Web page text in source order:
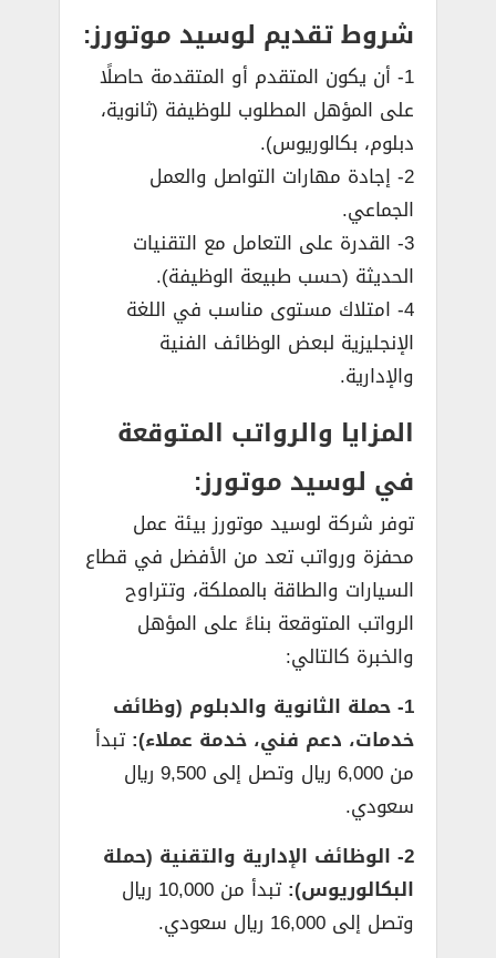
شروط تقديم لوسيد موتورز:
1- أن يكون المتقدم أو المتقدمة حاصلًا
على المؤهل المطلوب للوظيفة (ثانوية،
دبلوم، بكالوريوس).
2- إجادة مهارات التواصل والعمل
الجماعي.
3- القدرة على التعامل مع التقنيات
الحديثة (حسب طبيعة الوظيفة).
4- امتلاك مستوى مناسب في اللغة
الإنجليزية لبعض الوظائف الفنية
والإدارية.
المزايا والرواتب المتوقعة
في لوسيد موتورز:
توفر شركة لوسيد موتورز بيئة عمل
محفزة ورواتب تعد من الأفضل في قطاع
السيارات والطاقة بالمملكة، وتتراوح
الرواتب المتوقعة بناءً على المؤهل
والخبرة كالتالي:
1- حملة الثانوية والدبلوم (وظائف
خدمات، دعم فني، خدمة عملاء): تبدأ
من 6,000 ريال وتصل إلى 9,500 ريال
سعودي.
2- الوظائف الإدارية والتقنية (حملة
البكالوريوس):
تبدأ من 10,000 ريال
وتصل إلى 16,000 ريال سعودي.